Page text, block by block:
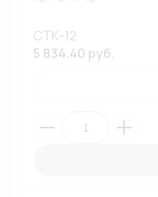
СТК-12
5 834.40 руб.